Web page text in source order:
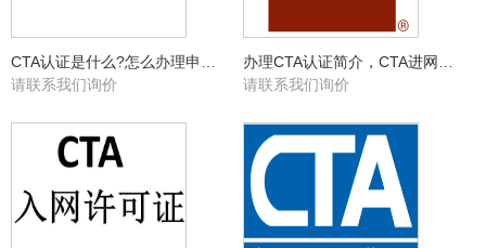
请联系我们询价
请联系我们询价